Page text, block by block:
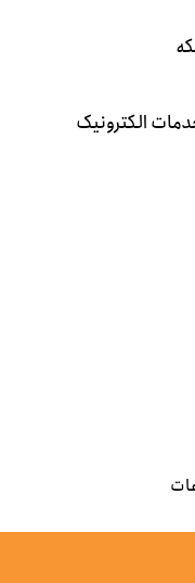
الکترونیک